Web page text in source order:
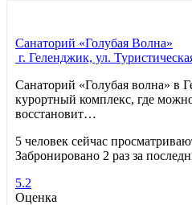
Санаторий «Голубая Волна»
г. Геленджик, ул.
Санаторий «Голубая волна» в
курортный комплекс, где
восстановит…
5 человек сейчас
Забронировано 2 раз за
5.2
Оценка